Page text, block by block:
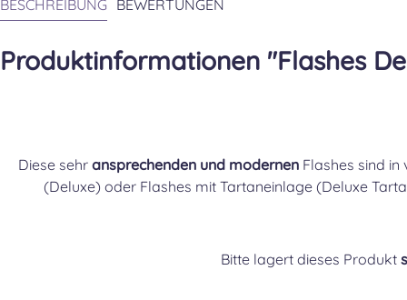
BESCHREIBUNG BEWERTUNGEN
Produktinformationen "Flashes
Diese sehr ansprechenden und modernen Flashes sind in
(Deluxe) oder Flashes mit Tartaneinlage (Deluxe
Bitte lagert dieses Produkt